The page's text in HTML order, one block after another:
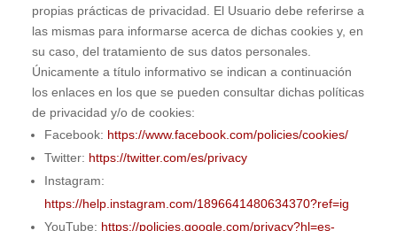
propias prácticas de privacidad. El Usuario debe referirse a
las mismas para informarse acerca de dichas cookies y, en
su caso, del tratamiento de sus datos personales.
Únicamente a título informativo se indican a continuación
los enlaces en los que se pueden consultar dichas políticas
de privacidad y/o de cookies:
Facebook: https://www.facebook.com/policies/cookies/
Twitter: https://twitter.com/es/privacy
Instagram:
https://help.instagram.com/1896641480634370?ref=ig
YouTube: https://policies.google.com/privacy?hl=es-